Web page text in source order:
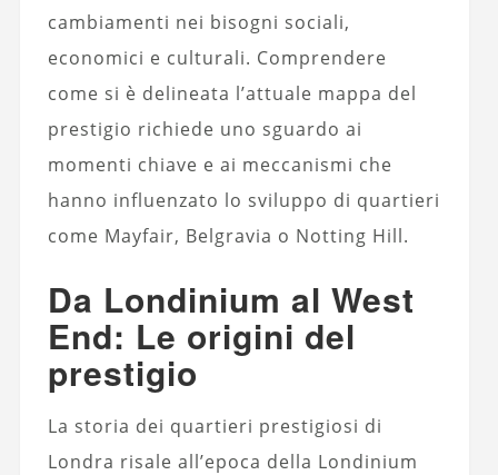
cambiamenti nei bisogni sociali,
economici e culturali. Comprendere
come si è delineata l’attuale mappa del
prestigio richiede uno sguardo ai
momenti chiave e ai meccanismi che
hanno influenzato lo sviluppo di quartieri
come Mayfair, Belgravia o Notting Hill.
Da Londinium al West
End: Le origini del
prestigio
La storia dei quartieri prestigiosi di
Londra risale all’epoca della Londinium